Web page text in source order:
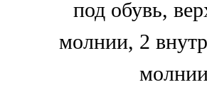
под обувь,
молнии, 2